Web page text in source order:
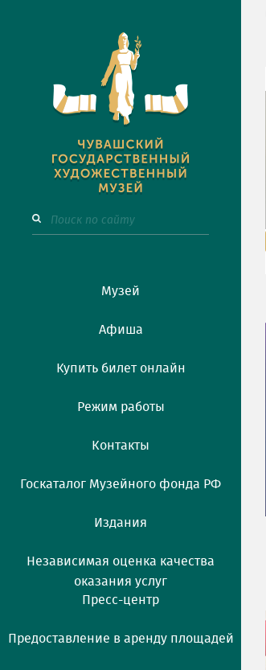
Музей
Афиша
Купить билет онлайн
Режим работы
Контакты
Госкаталог Музейного фонда РФ
Издания
Независимая оценка качества
оказания услуг
Пресс-центр
Предоставление в аренду площадей